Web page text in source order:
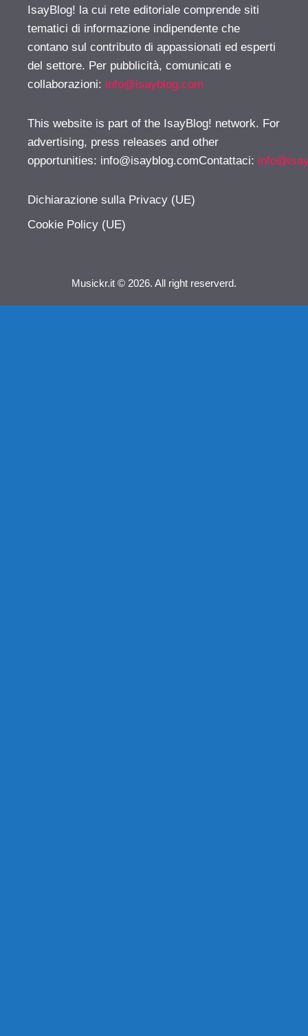
IsayBlog! la cui rete editoriale comprende siti
tematici di informazione indipendente che
contano sul contributo di appassionati ed esperti
del settore. Per pubblicità, comunicati e
collaborazioni: info@isayblog.com
This website is part of the IsayBlog! network. For
advertising, press releases and other
opportunities: info@isayblog.comContattaci:
Dichiarazione sulla Privacy (UE)
Cookie Policy (UE)
Musickr.it © 2026. All right reserverd.